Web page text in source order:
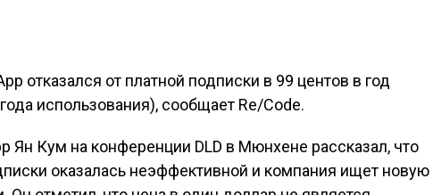
отказался от платной подписки в 99 центов в год
использования), сообщает Re/Code.
Ян Кум на конференции DLD в Мюнхене рассказал, что
оказалась неэффективной и компания ищет новую